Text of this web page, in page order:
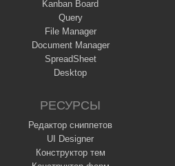
Kanban Board
Query
File Manager
Document Manager
SpreadSheet
Desktop
РЕСУРСЫ
Редактор сниппетов
UI Designer
Конструктор тем